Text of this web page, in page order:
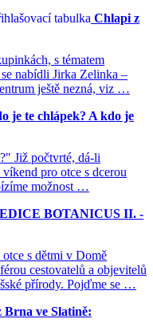
tabulka Chlapi z
s tématem
nabídli Jirka Zelinka –
ještě nezná, viz …
je te chlápek? A kdo je
Již počtvrté, dá-li
pro otce s dcerou
možnost …
BOTANICUS II. -
s dětmi v Domě
cestovatelů a objevitelů
přírody. Pojďme se …
Brna ve Slatině: